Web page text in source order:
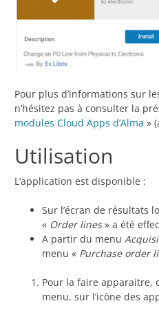
Pour plus d’informations sur
n’hésitez pas à consulter la
modules Cloud Apps d’Alma »
Utilisation
L’application est disponible :
Sur l’écran de résultats
« Order lines» a été
A partir du menu
menu « Purchase order
Pour la faire apparaitre,
menu, sur l’icône des